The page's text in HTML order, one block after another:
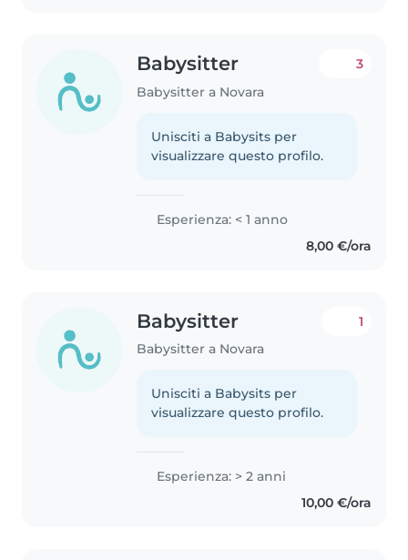
Babysitter
Babysitter a Novara
3
Unisciti a Babysits per
visualizzare questo profilo.
Esperienza: < 1 anno
8,00 €/ora
Babysitter
Babysitter a Novara
1
Unisciti a Babysits per
visualizzare questo profilo.
Esperienza: > 2 anni
10,00 €/ora